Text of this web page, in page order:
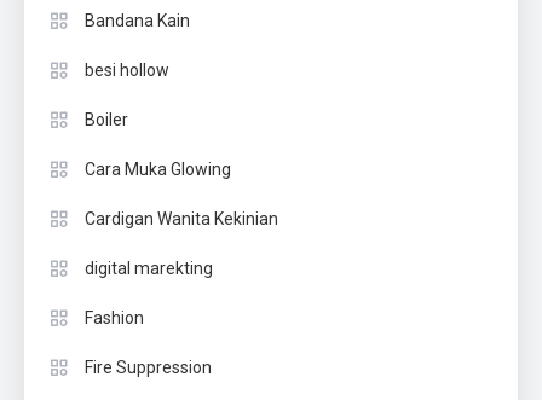
Bandana Kain
besi hollow
Boiler
Cara Muka Glowing
Cardigan Wanita Kekinian
digital marekting
Fashion
Fire Suppression